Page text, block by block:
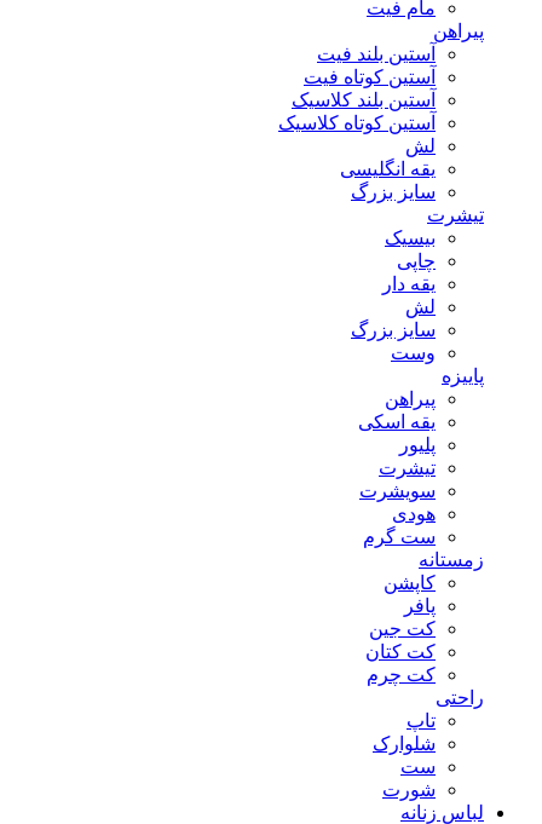
مام فیت
پیراهن
آستین بلند فیت
آستین کوتاه فیت
آستین بلند کلاسیک
آستین کوتاه کلاسیک
لش
یقه انگلیسی
سایز بزرگ
تیشرت
بیسیک
چاپی
یقه دار
لش
سایز بزرگ
وست
پاییزه
پیراهن
یقه اسکی
پلیور
تیشرت
سویشرت
هودی
ست گرم
زمستانه
کاپشن
پافر
کت جین
کت کتان
کت چرم
راحتی
تاپ
شلوارک
ست
شورت
لباس زنانه